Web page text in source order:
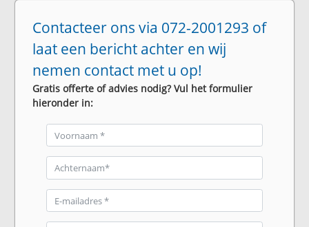
Contacteer ons via 072-2001293 of
laat een bericht achter en wij
nemen contact met u op!
Gratis offerte of advies nodig? Vul het formulier
hieronder in: